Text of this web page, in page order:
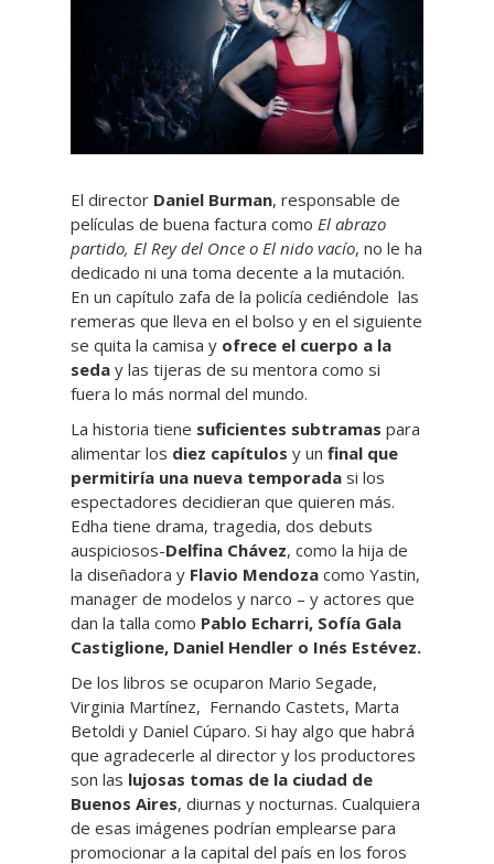
El director Daniel Burman, responsable de
películas de buena factura como El abrazo
partido, El Rey del Once o El nido vacío, no le ha
dedicado ni una toma decente a la mutación.
En un capítulo zafa de la policía cediéndole las
remeras que lleva en el bolso y en el siguiente
se quita la camisa y ofrece el cuerpo a la
seda y las tijeras de su mentora como si
fuera lo más normal del mundo.
La historia tiene suficientes subtramas para
alimentar los diez capítulos y un final que
permitiría una nueva temporada si los
espectadores decidieran que quieren más.
Edha tiene drama, tragedia, dos debuts
auspiciosos-Delfina Chávez, como la hija de
la diseñadora y Flavio Mendoza como Yastin,
manager de modelos y narco – y actores que
dan la talla como Pablo Echarri, Sofía Gala
Castiglione, Daniel Hendler o Inés Estévez.
De los libros se ocuparon Mario Segade,
Virginia Martínez, Fernando Castets, Marta
Betoldi y Daniel Cúparo. Si hay algo que habrá
que agradecerle al director y los productores
son las lujosas tomas de la ciudad de
Buenos Aires, diurnas y nocturnas. Cualquiera
de esas imágenes podrían emplearse para
promocionar a la capital del país en los foros